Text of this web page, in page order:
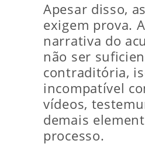
Apesar disso,
exigem prova.
narrativa do
não ser
contraditória,
incompatível
vídeos,
demais
processo.